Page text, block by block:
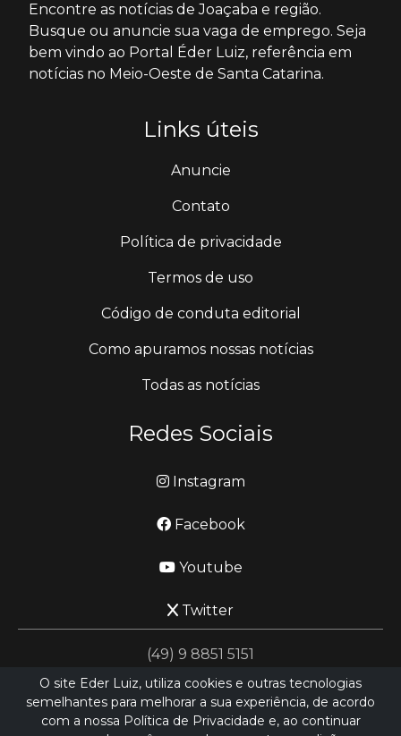
Encontre as notícias de Joaçaba e região.
Busque ou anuncie sua vaga de emprego. Seja
bem vindo ao Portal Éder Luiz, referência em
notícias no Meio-Oeste de Santa Catarina.
Links úteis
Anuncie
Contato
Política de privacidade
Termos de uso
Código de conduta editorial
Como apuramos nossas notícias
Todas as notícias
Redes Sociais
Instagram
Facebook
Youtube
Twitter
(49) 9 8851 5151
jornalismo@ederluiz.com.vc
O site Eder Luiz, utiliza cookies e outras tecnologias
semelhantes para melhorar a sua experiência, de acordo
com a nossa Política de Privacidade e, ao continuar